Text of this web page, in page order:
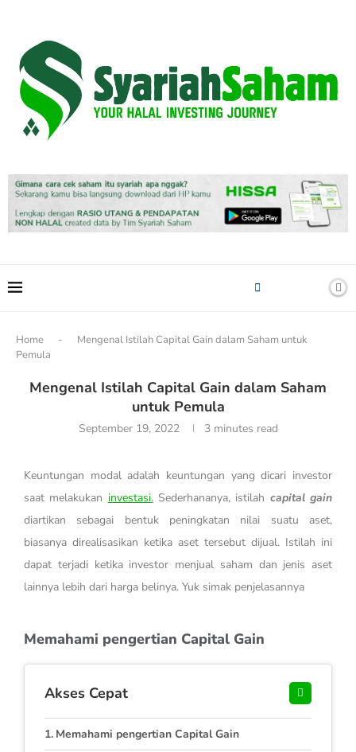
Home -
Mengenal Istilah Capital Gain dalam Saham untuk
Pemula
Mengenal Istilah Capital Gain dalam Saham
untuk Pemula
September 19, 2022 3 minutes read
Keuntungan modal adalah keuntungan yang dicari investor
saat melakukan investasi.Sederhananya, istilah capital gain
diartikan sebagai bentuk peningkatan nilai suatu aset,
biasanya direalisasikan ketika aset tersebut dijual. Istilah ini
dapat terjadi ketika investor menjual saham dan jenis aset
lainnya lebih dari harga belinya. Yuk simak penjelasannya
Memahami pengertian Capital Gain
Akses Cepat
Memahami pengertian Capital Gain